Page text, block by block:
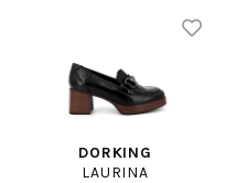
DORKING
LAURINA